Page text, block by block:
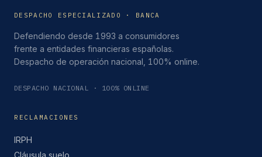
DESPACHO ESPECIALIZADO · BANCA
Defendiendo desde 1993 a consumidores
frente a entidades financieras españolas.
Despacho de operación nacional, 100% online.
DESPACHO NACIONAL · 100% ONLINE
RECLAMACIONES
IRPH